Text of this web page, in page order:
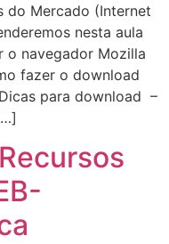
do Mercado (Internet
nesta aula
o navegador Mozilla
fazer o download
para download –